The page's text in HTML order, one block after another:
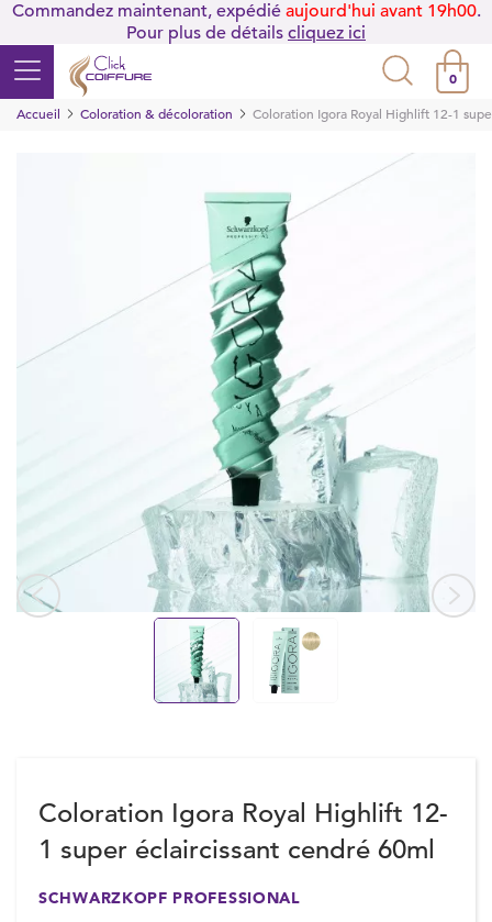
Commandez maintenant, expédié aujourd'hui avant 19h00.
Pour plus de détails cliquez ici
0
Accueil
Coloration & décoloration Coloration Igora Royal Highlift 12-1
Coloration Igora Royal Highlift 12-
1 super éclaircissant cendré 60ml
SCHWARZKOPF PROFESSIONAL